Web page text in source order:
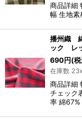
商品詳細
幅 生地
播州織
ック レ
690円(
在庫数
商品詳細
チェック
率 綿